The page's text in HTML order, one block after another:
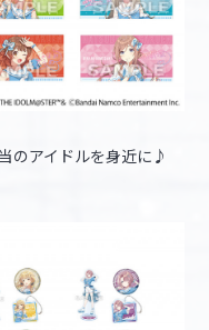
のアイドルを身近に♪